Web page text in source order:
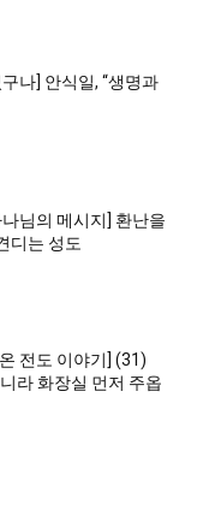
나] 안식일, “생명과
님의 메시지] 환난을
디는 성도
전도 이야기] (31)
라 화장실 먼저 주옵